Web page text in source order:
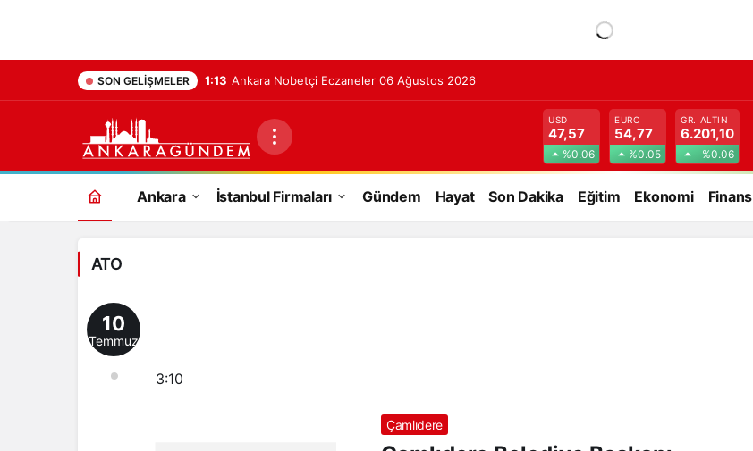
SON GELIŞMELER 1:13 Ankara Nobetçi Eczaneler 06 Ağustos 2026
ATO
Haberleri
USD
47,57
%0.06
EURO
54,77
%0.05
GR. ALTIN
6.201,10
%0.06
Ankara İstanbul Firmaları Gündem Hayat Son Dakika Eğitim Ekonomi Finans
ATO
10
Temmuz
3:10
Çamlıdere